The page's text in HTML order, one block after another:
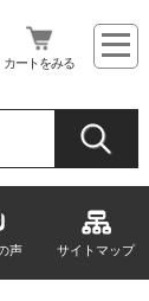
カートをみる
声 サイトマップ